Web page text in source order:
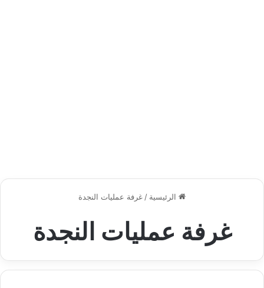
الرئيسية /غرفة عمليات النجدة
غرفة عمليات النجدة